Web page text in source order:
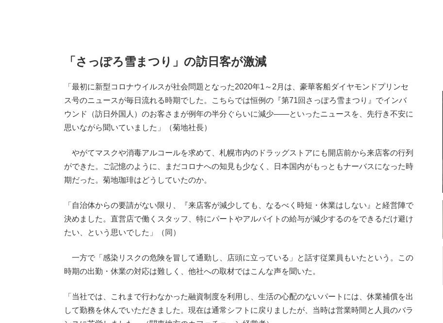
「さっぽろ雪まつり」の訪日客が激減
「最初に新型コロナウイルスが社会問題となった2020年1～2月は、豪華客船ダイヤモンドプリンセ
ス号のニュースが毎日流れる時期でした。こちらでは恒例の『第71回さっぽろ雪まつり』でインバ
ウンド（訪日外国人）のお客さまが例年の半分ぐらいに減少――といったニュースを、先行き不安に
思いながら聞いていました」（菊地社長）
やがてマスクや消毒アルコールを求めて、札幌市内のドラッグストアにも開店前から来店客の行列
ができた。ご記憶のように、まだコロナへの知見も少なく、日本国内がもっともナーバスになった時
期だった。菊地珈琲はどうしていたのか。
「自治体からの要請がない限り、『来店客が減少しても、なるべく時短・休業はしない』と経営陣で
決めました。直営店で働くスタッフ、特にパートやアルバイトの給与が減少するのをできるだけ避け
たい、という思いでした」（同）
一方で「感染リスクの危険を冒して通勤し、店頭に立っている」と話す従業員もいたという。この
時期の出勤・休業の対応は難しく、他社への取材ではこんな声を聞いた。
「当社では、これまで行わなかった融資制度を利用し、生活の心配のないパートには、休業補償を出
して勤務を休んでいただきました。現在は通常シフトに戻りましたが、当時は営業時間と人員のバラ